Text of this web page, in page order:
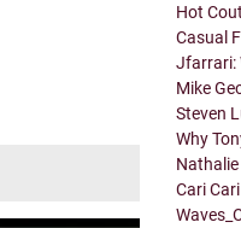
Hot
Casual
Jfarrari:
Mike
Steven
Why
Cari